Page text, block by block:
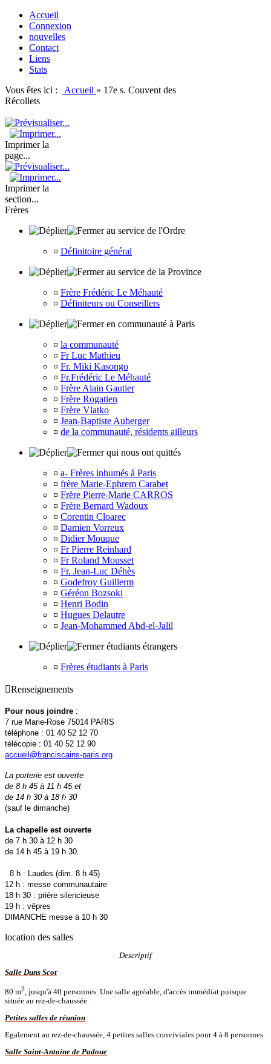
Accueil
Connexion
nouvelles
Contact
Liens
Stats
Vous êtes ici :
Accueil » 17e s. Couvent des
Récollets
Imprimer la
page...
Imprimer la
section...
Frères
au service de l'Ordre
¤ Définitoire général
au service de la Province
¤ Frère Frédéric Le Méhauté
¤ Définiteurs ou Conseillers
en communauté à Paris
¤ la communauté
¤ Fr Luc Mathieu
¤ Fr. Miki Kasongo
¤ Fr.Frédéric Le Méhauté
¤ Frère Alain Gautier
¤ Frère Rogatien
¤ Frère Vlatko
¤ Jean-Baptiste Auberger
¤ de la communauté, résidents ailleurs
qui nous ont quittés
¤ a- Frères inhumés à Paris
¤ frère Marie-Ephrem Carabet
¤ Frère Pierre-Marie CARROS
¤ Frère Bernard Wadoux
¤ Corentin Cloarec
¤ Damien Vorreux
¤ Didier Mouque
¤ Fr Pierre Reinhard
¤ Fr Roland Mousset
¤ Fr. Jean-Luc Déhès
¤ Godefroy Guillerm
¤ Géréon Bozsoki
¤ Henri Bodin
¤ Hugues Delautre
¤ Jean-Mohammed Abd-el-Jalil
étudiants étrangers
¤ Frères étudiants à Paris
Renseignements
Pour nous joindre :
7 rue Marie-Rose 75014 PARIS
téléphone : 01 40 52 12 70
télécopie : 01 40 52 12 90
accueil@franciscains-paris.org
La porterie est ouverte
de 8 h 45 à 11 h 45 et
de 14 h 30 à 18 h 30
(sauf le dimanche)
La chapelle est ouverte
de 7 h 30 à 12 h 30
de 14 h 45 à 19 h 30.
8 h : Laudes (dim. 8 h 45)
12 h : messe communautaire
18 h 30 : prière silencieuse
19 h : vêpres
DIMANCHE messe à 10 h 30
location des salles
Descriptif
Salle Duns Scot
80 m2, jusqu'à 40 personnes. Une salle agréable, d'accès immédiat puisque
située au rez-de-chaussée.
Petites salles de réunion
Egalement au rez-de-chaussée, 4 petites salles conviviales pour 4 à 8 personnes.
Salle Saint-Antoine de Padoue